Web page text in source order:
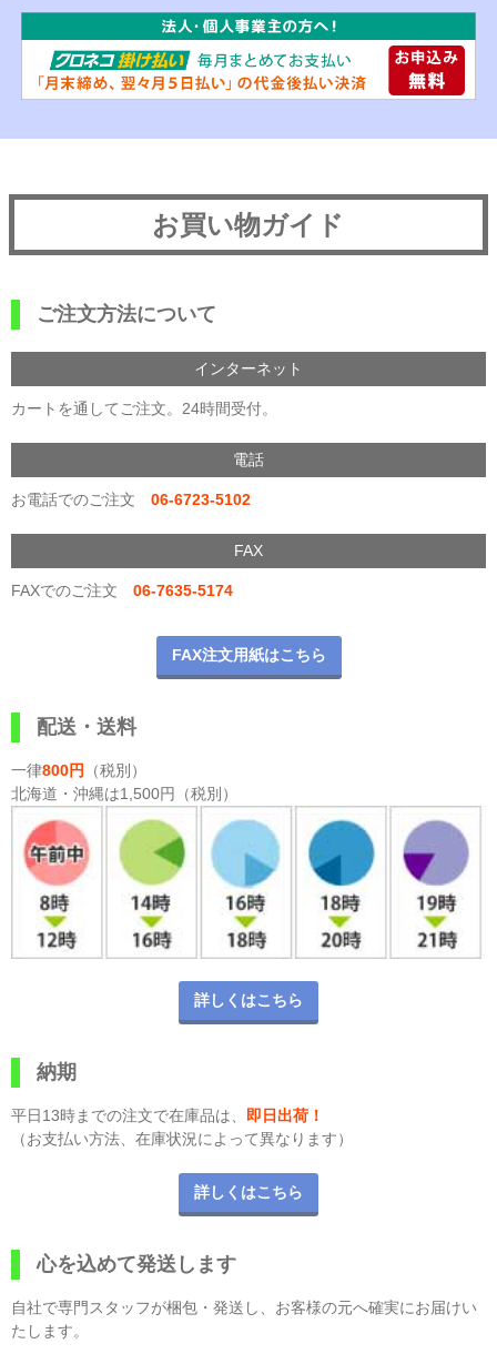
お買い物ガイド
ご注文方法について
インターネット
カートを通してご注文。24時間受付。
電話
お電話でのご注文 06-6723-5102
FAX
FAXでのご注文 06-7635-5174
FAX注文用紙はこちら
配送・送料
一律800円
（税別）
北海道・沖縄は1,500円（税別）
詳しくはこちら
納期
平日13時までの注文で在庫品は、 即日出荷！
（お支払い方法、在庫状況によって異なります）
詳しくはこちら
心を込めて発送します
自社で専門スタッフが梱包・発送し、お客様の元へ確実にお届けい
たします。